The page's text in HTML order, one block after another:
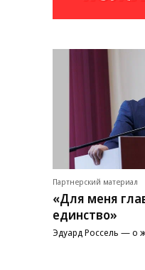
Партнерский материал
«Для меня
единство»
Эдуард Россель — о